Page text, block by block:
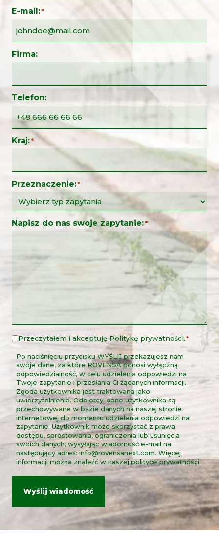
E-mail: *
Firma:
Telefon:
Kraj: *
Przeznaczenie: *
Napisz do nas swoje zapytanie: *
Nota
prawna
Przeczytałem i akceptuję Politykę prywatności.*
Po naciśnięciu przycisku WYŚLIJ przekazujesz nam
swoje dane, za które ROVENSA ponosi wyłączną
odpowiedzialność, w celu udzielenia odpowiedzi na
Twoje zapytanie i przesłania Ci żądanych informacji.
Zgoda użytkownika jest traktowana jako
uwierzytelnienie. Odbiorcy: dane użytkownika są
przechowywane w bazie danych na naszej stronie
internetowej do momentu udzielenia odpowiedzi na
zapytanie. Użytkownik może skorzystać z prawa
dostępu, sprostowania, ograniczenia lub usunięcia
swoich danych, wysyłając wiadomość e-mail na
następujący adres: info@rovensanext.com. Więcej
informacji można znaleźć w naszej polityce prywatności.
Ta strona jest chroniona przez reCAPTCHA oraz
politykę prywatności i warunki korzystania z usług
Google.